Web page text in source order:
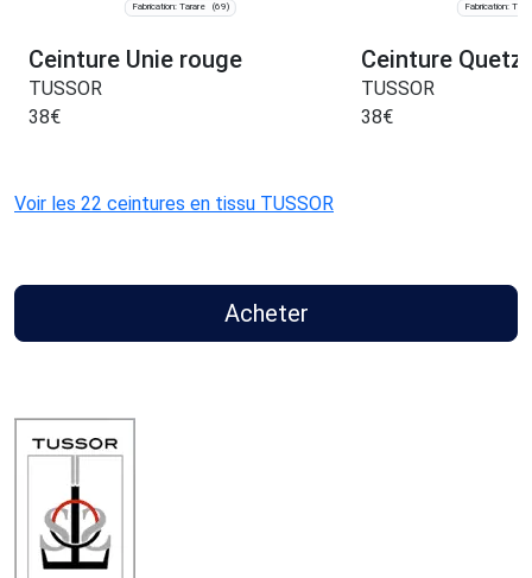
Fabrication: Tarare (69)
Ceinture Unie rouge
TUSSOR
38€
Fabrication:
Ceinture
TUSSOR
38€
Voir les 22 ceintures en tissu TUSSOR
Acheter